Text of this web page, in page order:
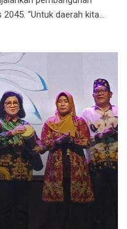
“Untuk daerah kita…